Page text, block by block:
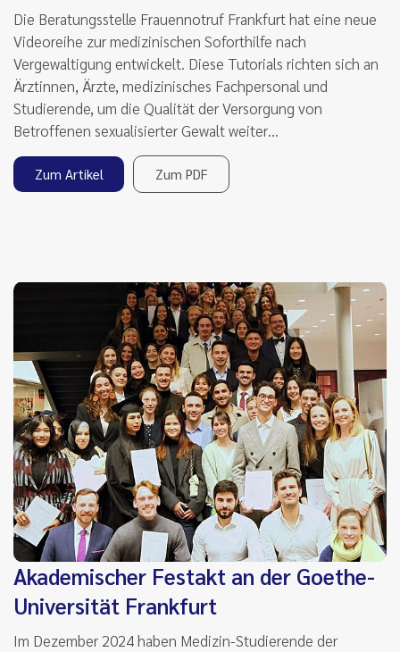
Die Beratungsstelle Frauennotruf Frankfurt hat eine neue
Videoreihe zur medizinischen Soforthilfe nach
Vergewaltigung entwickelt. Diese Tutorials richten sich an
Ärztinnen, Ärzte, medizinisches Fachpersonal und
Studierende, um die Qualität der Versorgung von
Betroffenen sexualisierter Gewalt weiter…
Zum Artikel Zum PDF
Akademischer Festakt an der Goethe-
Universität Frankfurt
Im Dezember 2024 haben Medizin-Studierende der